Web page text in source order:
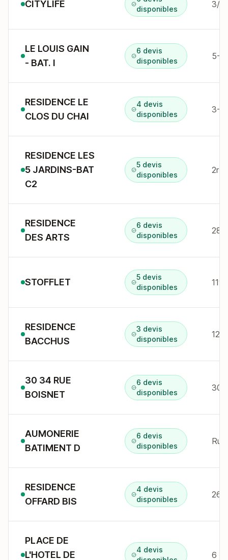
CITYLIFE
disponibles
3/9
LE LOUIS GAIN
- BAT. I
6 devis
disponibles
5-7
RESIDENCE LE
CLOS DU CHAI
4 devis
disponibles
3-5
RESIDENCE LES
5 JARDINS-BAT
C2
5 devis
disponibles
RESIDENCE
DES ARTS
6 devis
disponibles
STOFFLET
5 devis
disponibles
119
RESIDENCE
BACCHUS
3 devis
disponibles
12 r
30 34 RUE
BOISNET
6 devis
disponibles
30
AUMONERIE
BATIMENT D
6 devis
disponibles
RESIDENCE
OFFARD BIS
4 devis
disponibles
PLACE DE
L'HOTEL DE
4 devis